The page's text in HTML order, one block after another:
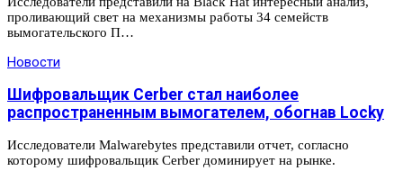
проливающий свет на механизмы работы 34 семейств
вымогательского П…
Новости
Шифровальщик Cerber стал наиболее
распространенным вымогателем, обогнав Locky
Исследователи Malwarebytes представили отчет, согласно
которому шифровальщик Cerber доминирует на рынке.